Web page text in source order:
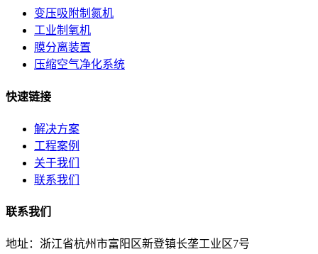
变压吸附制氮机
工业制氧机
膜分离装置
压缩空气净化系统
快速链接
解决方案
工程案例
关于我们
联系我们
联系我们
地址：浙江省杭州市富阳区新登镇长垄工业区7号